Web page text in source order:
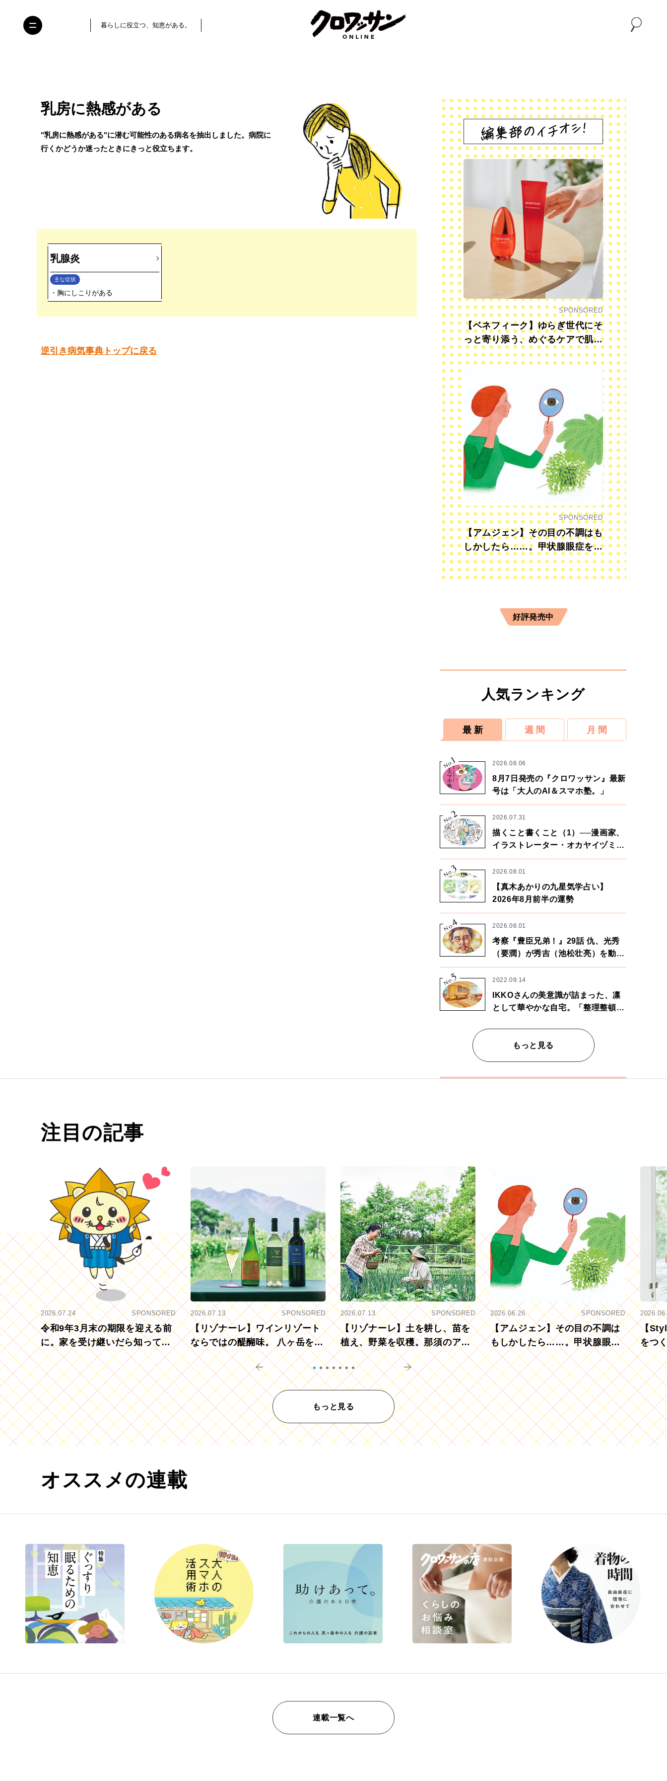
暮らしに役立つ、知恵がある。
乳房に熱感がある
"乳房に熱感がある"に潜む可能性のある病名を抽出しました。病院に
行くかどうか迷ったときにきっと役立ちます。
乳腺炎
主な症状
胸にしこりがある
逆引き病気事典トップに戻る
SPONSORED
【ベネフィーク】ゆらぎ世代にそ
っと寄り添う、めぐるケアで肌も
心も前向きに
SPONSORED
【アムジェン】その目の不調はも
しかしたら……。甲状腺眼症を知
っていますか？
好評発売中
人気ランキング
最 新 週 間 月 間
No.
1 2026.08.06
8月7日発売の『クロワッサン』最新
号は「大人のAI＆スマホ塾。」
No.2 2026.07.31
描くこと書くこと（1）──漫画家、
イラストレーター・オカヤイヅミさ
ん×漫画家・鶴谷香央理さん
No.
3 2026.08.01
【真木あかりの九星気学占い】
2026年8月前半の運勢
No.
4 2026.08.01
考察『豊臣兄弟！』29話 仇、光秀
（要潤）が秀吉（池松壮亮）を動か
す。天下に向けた兄弟の分岐点。
No.
5 2022.09.14
IKKOさんの美意識が詰まった、凛
として華やかな自宅。「整理整頓は
もっと見る
注目の記事
2026.07.24 SPONSORED
令和9年3月末の期限を迎える前
に。家を受け継いだら知ってお
きたい「相続登記の義務化」
2026.07.13 SPONSORED
【リゾナーレ】ワインリゾート
ならではの醍醐味。 八ヶ岳を望
むブドウ畑でアペロ
2026.07.13 SPONSORED
【リゾナーレ】土を耕し、苗を
植え、野菜を収穫。那須のアグ
リツーリズモを体験
2026.06.26 SPONSORED
【アムジェン】その目の不調は
もしかしたら……。甲状腺眼症
を知っていますか？
【
をつ
もっと見る
オススメの連載
連載一覧へ